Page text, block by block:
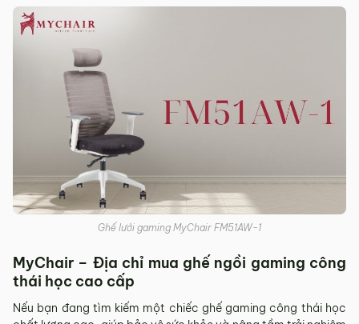
Ghế lưới gaming MyChair FM51AW-1
MyChair – Địa chỉ mua ghế ngồi gaming công
thái học cao cấp
Nếu bạn đang tìm kiếm một chiếc ghế gaming công thái học